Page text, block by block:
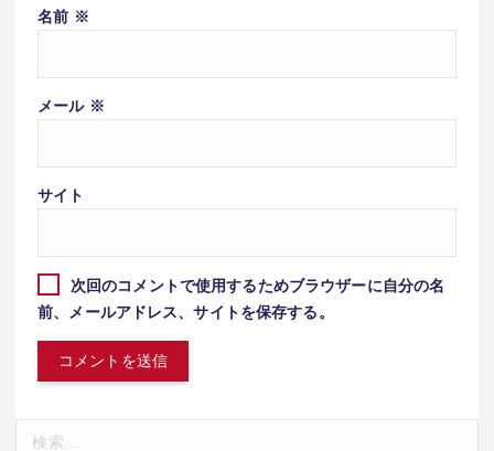
名前 ※
メール ※
サイト
次回のコメントで使用するためブラウザーに自分の名
前、メールアドレス、サイトを保存する。